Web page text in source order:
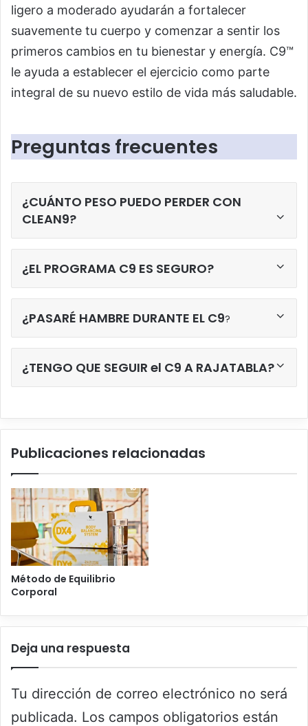
ligero a moderado ayudarán a fortalecer
suavemente tu cuerpo y comenzar a sentir los
primeros cambios en tu bienestar y energía. C9™
le ayuda a establecer el ejercicio como parte
integral de su nuevo estilo de vida más saludable.
Preguntas frecuentes
¿CUÁNTO PESO PUEDO PERDER CON
CLEAN9?
¿EL PROGRAMA C9 ES SEGURO?
¿PASARÉ HAMBRE DURANTE EL C9?
¿TENGO QUE SEGUIR el C9 A RAJATABLA?
Publicaciones relacionadas
Método de Equilibrio
Corporal
Deja una respuesta
Tu dirección de correo electrónico no será
publicada. Los campos obligatorios están